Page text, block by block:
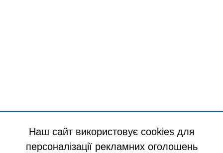
Наш сайт використовує cookies для
персоналізації рекламних оголошень